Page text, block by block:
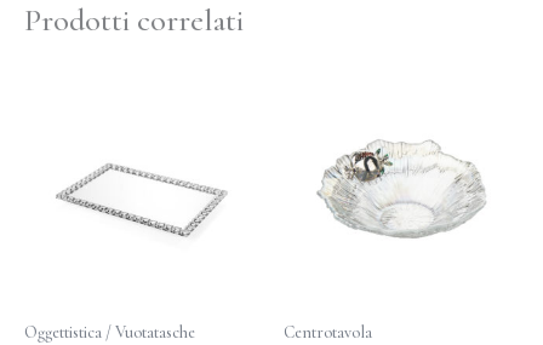
Prodotti correlati
Oggettistica / Vuotatasche Centrotavola